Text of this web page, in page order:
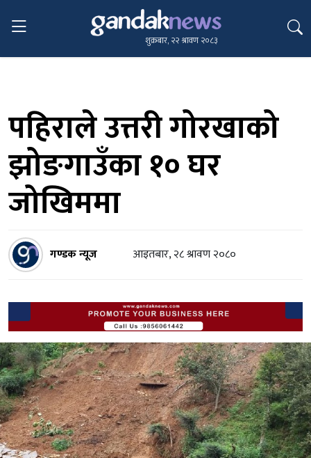
शुक्रबार, २२ श्रावण २०८३
पहिराले उत्तरी गोरखाको
झोङगाउँका १० घर
जोखिममा
गण्डक न्यूज आइतबार, २८ श्रावण २०८०